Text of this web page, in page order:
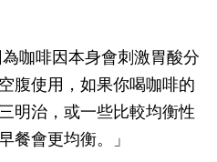
咖啡因本身會刺激胃酸分
腹使用，如果你喝咖啡的
明治，或一些比較均衡性
餐會更均衡。」